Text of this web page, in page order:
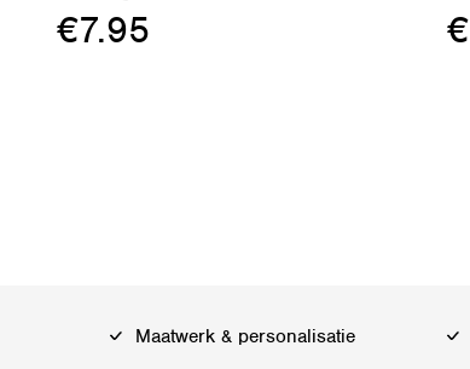
€7.95 €
Maatwerk & personalisatie